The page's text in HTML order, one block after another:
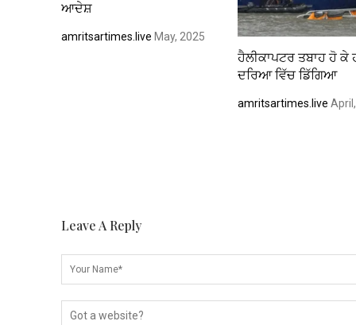
ਆਦੇਸ਼
amritsartimes.live May, 2025
ਹੈਲੀਕਾਪਟਰ ਤਬਾਹ ਹੋ ਕੇ
ਦਰਿਆ ਵਿੱਚ ਡਿੱਗਿਆ
amritsartimes.live
Leave A Reply